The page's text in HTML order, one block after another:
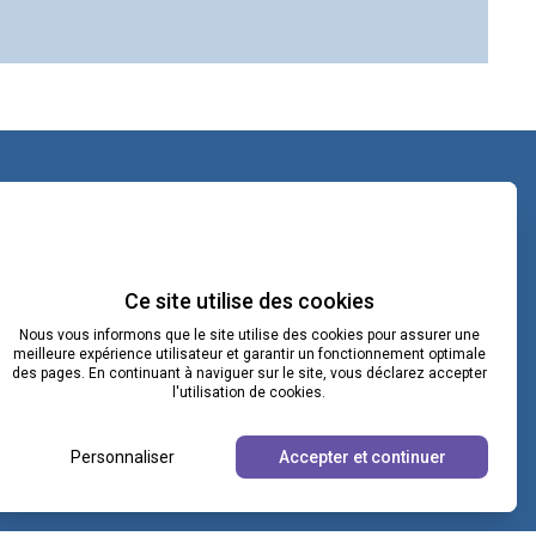
La page Linkedin de La Coop CNV
Notre chaîne Webikeo
Ce site utilise des cookies
Nous vous informons que le site utilise des cookies pour assurer une
meilleure expérience utilisateur et garantir un fonctionnement optimale
des pages. En continuant à naviguer sur le site, vous déclarez accepter
l'utilisation de cookies.
Accepter et continuer
Personnaliser